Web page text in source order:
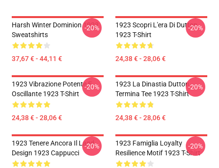
Harsh Winter Dominion 1923
Sweatshirts
37,67 € - 44,11 €
-20%
1923 Scopri L'era Di Dutton
1923 T-Shirt
24,38 € - 28,06 €
-20%
1923 Vibrazione Potente E
Oscillante 1923 T-Shirt
24,38 € - 28,06 €
-20%
1923 La Dinastia Dutton
Termina Tee 1923 T-Shirt
24,38 € - 28,06 €
-20%
1923 Tenere Ancora Il Land
Design 1923 Cappucci
-20%
1923 Famiglia Loyalty
Resilience Motif 1923 T-Shirt
-20%